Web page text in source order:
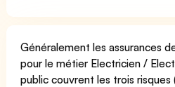
Généralement les assurances
pour le métier Electricien /
public couvrent les trois risques